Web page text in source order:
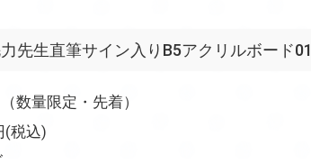
先生直筆サイン入りB5アクリルボード01
量限定・先着）
込)